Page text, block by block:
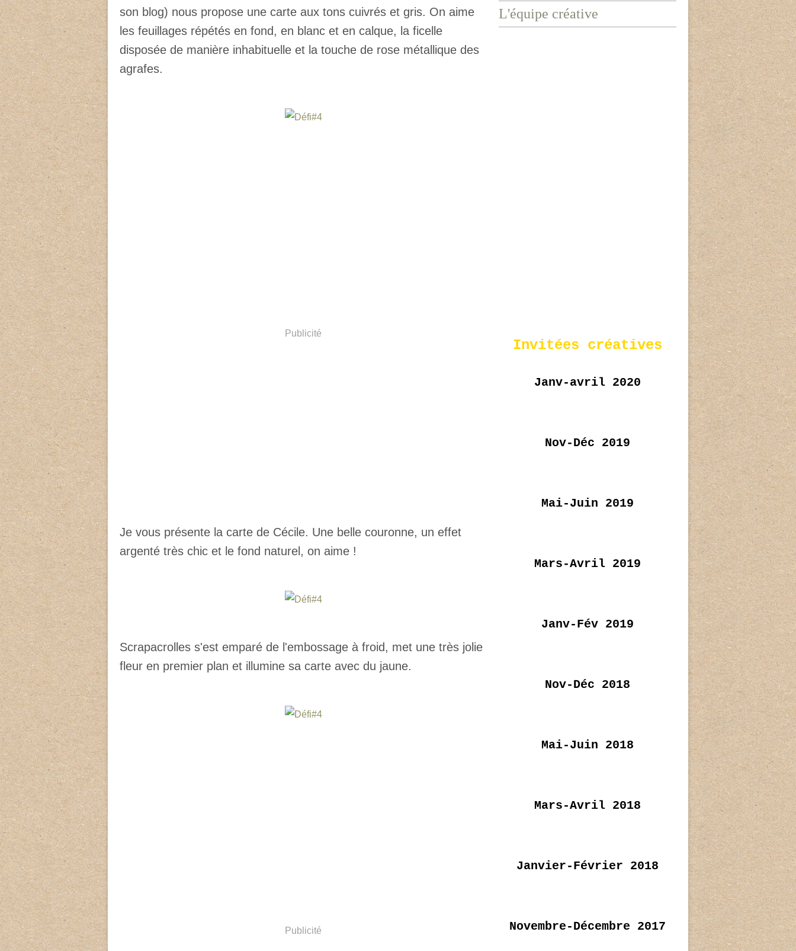
son blog) nous propose une carte aux tons cuivrés et gris. On aime
les feuillages répétés en fond, en blanc et en calque, la ficelle
disposée de manière inhabituelle et la touche de rose métallique des
agrafes.
Publicité
Je vous présente la carte de Cécile. Une belle couronne, un effet
argenté très chic et le fond naturel, on aime !
Scrapacrolles s'est emparé de l'embossage à froid, met une très jolie
fleur en premier plan et illumine sa carte avec du jaune.
Publicité
L'équipe créative
Invitées créatives
Janv-avril 2020
Nov-Déc 2019
Mai-Juin 2019
Mars-Avril 2019
Janv-Fév 2019
Nov-Déc 2018
Mai-Juin 2018
Mars-Avril 2018
Janvier-Février 2018
Novembre-Décembre 2017